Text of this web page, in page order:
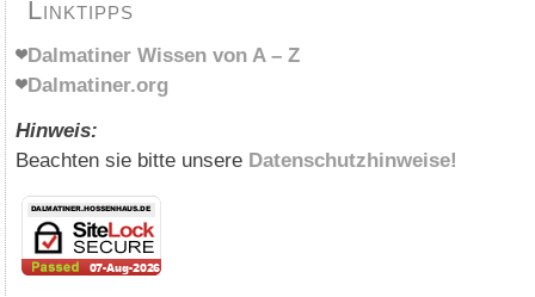
Linktipps
Dalmatiner Wissen von A – Z
Dalmatiner.org
Hinweis:
Beachten sie bitte unsere Datenschutzhinweise!